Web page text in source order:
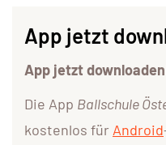
App jetzt
App jetzt
Die App Ballschule
kostenlos für Android